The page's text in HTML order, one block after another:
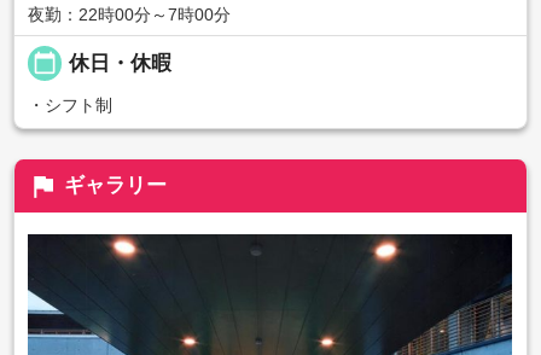
夜勤：22時00分～7時00分
calendar_today 休日・休暇
・シフト制
flag ギャラリー